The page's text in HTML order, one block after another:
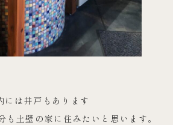
には井戸もあります
も土壁の家に住みたいと思います。